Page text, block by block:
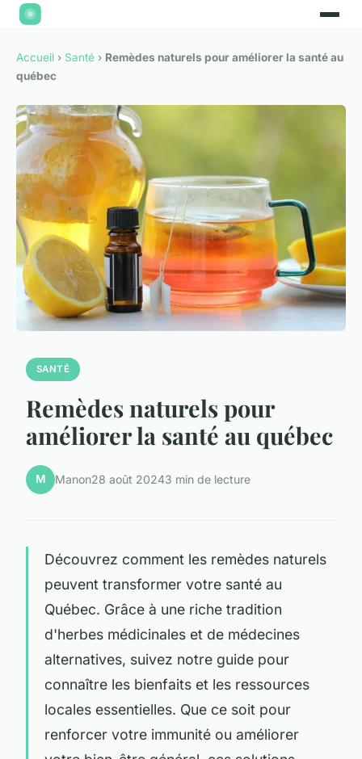
Accueil › Santé › Remèdes naturels pour améliorer la santé au
québec
SANTÉ
Remèdes naturels pour
améliorer la santé au québec
M Manon28 août 20243 min de lecture
Découvrez comment les remèdes naturels
peuvent transformer votre santé au
Québec. Grâce à une riche tradition
d'herbes médicinales et de médecines
alternatives, suivez notre guide pour
connaître les bienfaits et les ressources
locales essentielles. Que ce soit pour
renforcer votre immunité ou améliorer